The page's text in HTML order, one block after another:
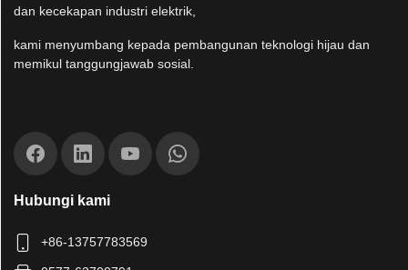
dan kecekapan industri elektrik,
kami menyumbang kepada pembangunan teknologi hijau dan
memikul tanggungjawab sosial.
Hubungi kami
+86-13757783569